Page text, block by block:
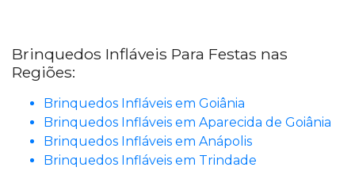
Brinquedos Infláveis Para Festas nas
Regiões:
Brinquedos Infláveis em Goiânia
Brinquedos Infláveis em Aparecida de Goiânia
Brinquedos Infláveis em Anápolis
Brinquedos Infláveis em Trindade